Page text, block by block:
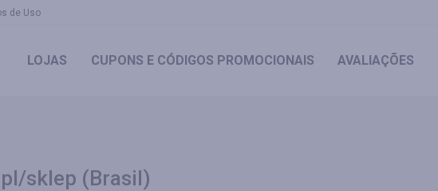
de Uso
LOJAS CUPONS E CÓDIGOS PROMOCIONAIS AVALIAÇÕES
sklep (Brasil)